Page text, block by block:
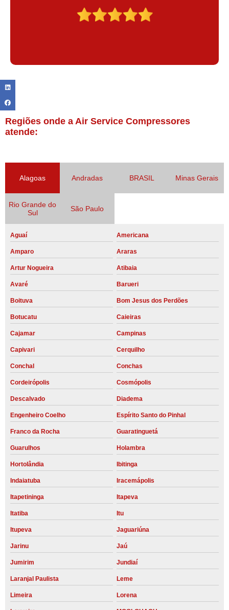
Regiões onde a Air Service Compressores
atende:
Alagoas Andradas BRASIL Minas Gerais
Rio Grande do
Sul
São Paulo
Aguaí Americana
Amparo Araras
Artur Nogueira Atibaia
Avaré Barueri
Boituva Bom Jesus dos Perdões
Botucatu Caieiras
Cajamar Campinas
Capivari Cerquilho
Conchal Conchas
Cordeirópolis Cosmópolis
Descalvado Diadema
Engenheiro Coelho Espírito Santo do Pinhal
Franco da Rocha Guaratinguetá
Guarulhos Holambra
Hortolândia Ibitinga
Indaiatuba Iracemápolis
Itapetininga Itapeva
Itatiba Itu
Itupeva Jaguariúna
Jarinu Jaú
Jumirim Jundiaí
Laranjal Paulista Leme
Limeira Lorena